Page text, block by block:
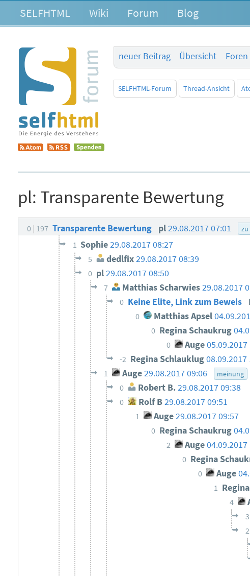
SELFHTML Wiki Forum Blog
neuer Beitrag
Übersicht Foren
SELFHTML-Forum Thread-Ansicht
pl: Transparente Bewertung
0 197 Transparente Bewertung pl29.08.2017 07:01
1 Sophie29.08.2017 08:27
5 dedlfix29.08.2017 08:39
0 pl29.08.2017 08:50
7 Matthias Scharwies29.08.2017
0 Keine Elite, Link zum Beweis
0 Matthias Apsel
0 Regina Schaukrug
0 Auge05.09.2017
-2 Regina Schlauklug08.09.2017
1 Auge29.08.2017 09:06 meinung
0 Robert B.29.08.2017 09:38
0 Rolf B 29.08.2017 09:51
1 Auge 29.08.2017 09:57
0 Regina Schaukrug
2 Auge04.09.2017
0 Regina
0 Auge
1
4
3
2